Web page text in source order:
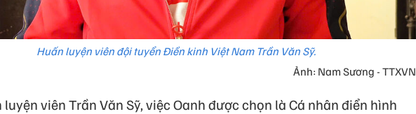
Huấn luyện viên đội tuyển Điền kinh Việt Nam Trần Văn Sỹ.
Ảnh: Nam Sương - TTXVN
luyện viên Trần Văn Sỹ, việc Oanh được chọn là Cá nhân điển hình